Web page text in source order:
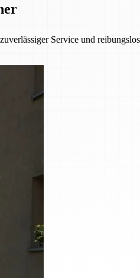
Service und